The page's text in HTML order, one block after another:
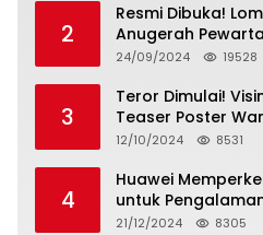
2
Resmi Dibuka!
Anugerah
Berkarya,
24/09/2024 19528
3
Teror Dimulai!
Teaser Poster
Tayang di Bioskop
12/10/2024 8531
4
Huawei
untuk
dengan Layar
21/12/2024 8305